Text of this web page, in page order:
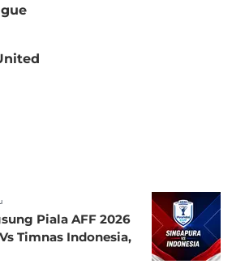
Piala AFF 2026
Timnas Indonesia,